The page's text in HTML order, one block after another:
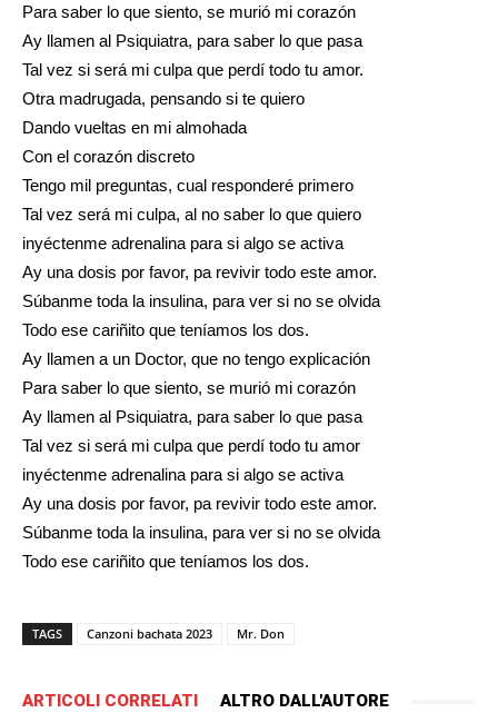
Para saber lo que siento, se murió mi corazón
Ay llamen al Psiquiatra, para saber lo que pasa
Tal vez si será mi culpa que perdí todo tu amor.
Otra madrugada, pensando si te quiero
Dando vueltas en mi almohada
Con el corazón discreto
Tengo mil preguntas, cual responderé primero
Tal vez será mi culpa, al no saber lo que quiero
inyéctenme adrenalina para si algo se activa
Ay una dosis por favor, pa revivir todo este amor.
Súbanme toda la insulina, para ver si no se olvida
Todo ese cariñito que teníamos los dos.
Ay llamen a un Doctor, que no tengo explicación
Para saber lo que siento, se murió mi corazón
Ay llamen al Psiquiatra, para saber lo que pasa
Tal vez si será mi culpa que perdí todo tu amor
inyéctenme adrenalina para si algo se activa
Ay una dosis por favor, pa revivir todo este amor.
Súbanme toda la insulina, para ver si no se olvida
Todo ese cariñito que teníamos los dos.
TAGS Canzoni bachata 2023 Mr. Don
ARTICOLI CORRELATI ALTRO DALL'AUTORE